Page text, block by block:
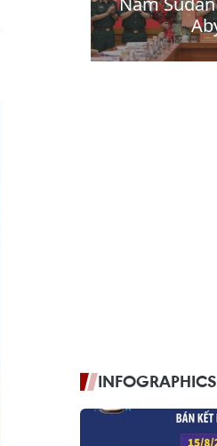
INFOGRAPHICS